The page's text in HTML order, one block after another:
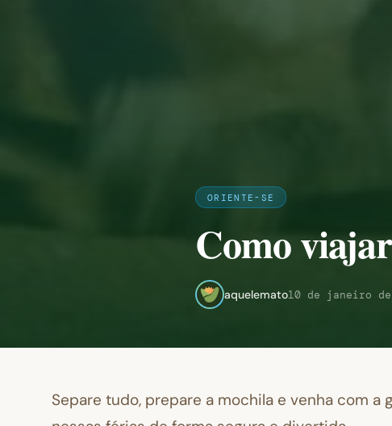
ORIENTE-SE
Como
aquelemato10 de janeiro de
Separe tudo, prepare a mochila e venha com